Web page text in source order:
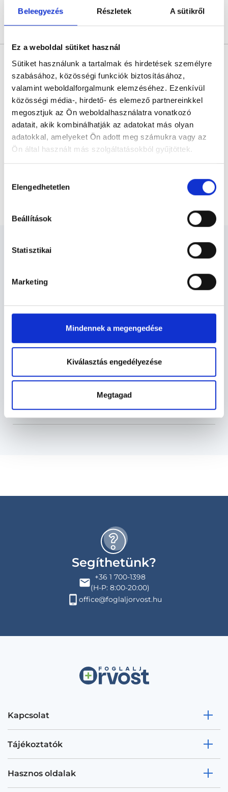
Beleegyezés Részletek A sütikről
Ez a weboldal sütiket használ
Sütiket használunk a tartalmak és hirdetések személyre
szabásához, közösségi funkciók biztosításához,
valamint weboldalforgalmunk elemzéséhez. Ezenkívül
közösségi média-, hirdető- és elemező partnereinkkel
megosztjuk az Ön weboldalhasználatra vonatkozó
adatait, akik kombinálhatják az adatokat más olyan
adatokkal, amelyeket Ön adott meg számukra vagy az
Ön által használt más szolgáltatásokból gyűjtöttek.
szabályzat:https://foglaljorvost.hu/info/foglaljorvost-
kiválasztása
Elengedhetetlen
Beállítások
Statisztikai
Marketing
Mindennek a megengedése
Kiválasztás engedélyezése
Megtagad
orvos, aki jogszabályok szerinti szakorvosi szakképesítés
megszerzésére irányuló képzésben vesz részt. Ezen orvosok által
önállóan nem végezhető szakmai tevékenységért teljes
felelősséggel tartozik és azt közvetlenül felügyeli az egészségügyi
szolgáltató szakorvosa az első részvizsgáig, utána pedig a
szakorvosjelölt önállóan láthat el feladatokat. A foglaljorvost.hu
felelősségét kizárja esetleges névazonosságért bármely szakorvos
és szakorvosjelölt esetén.
Főoldal Bőrgyógyász
Bőrgyógyász Budapest, III.
kerület - Bőrgyógyászat
KAPCSOLÓDÓ SZAKTERÜLETEK
Szolgáltatások
Budapesti és vidéki bőrgyógyász orvosok
Segíthetünk?
+36 1 700-1398
(H-P: 8:00-20:00)
office@foglaljorvost.hu
Kapcsolat
Tájékoztatók
Hasznos oldalak